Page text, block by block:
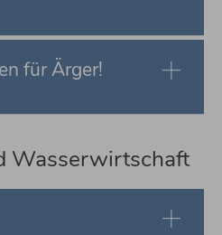
für Ärger!
Wasserwirtschaft